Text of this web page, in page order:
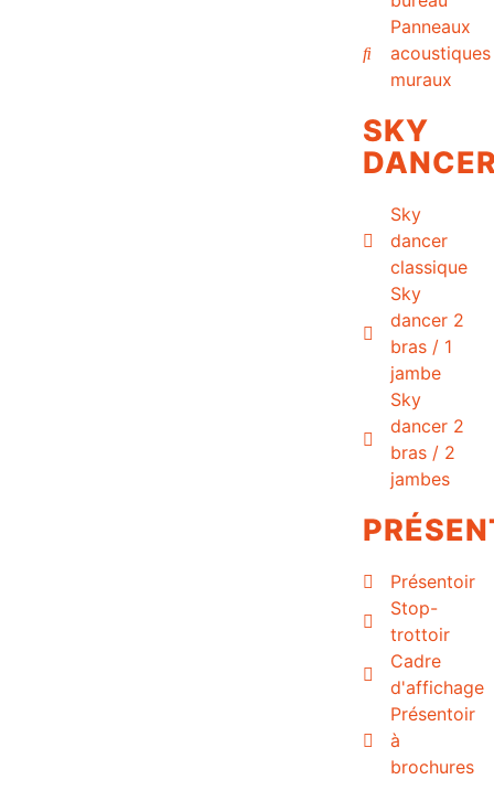
Panneaux
acoustiques
muraux
SKY
Sky
dancer
classique
Sky
dancer 2
bras / 1
jambe
Sky
dancer 2
bras / 2
jambes
Présentoir
Stop-
trottoir
Cadre
d'affichage
Présentoir
à
brochures